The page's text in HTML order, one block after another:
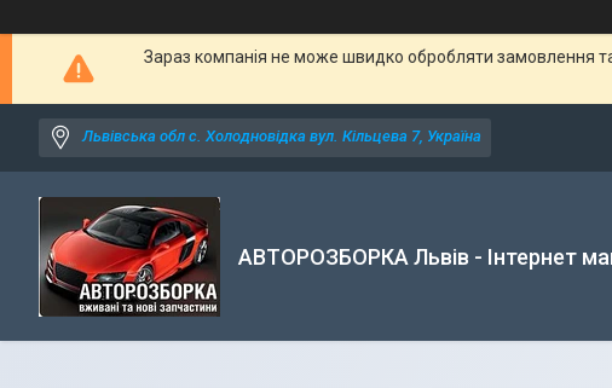
Зараз компанія не може швидко обробляти замовлення
Львівська обл с. Холодновідка вул. Кільцева 7, Україна
АВТОРОЗБОРКА Львів - Інтернет